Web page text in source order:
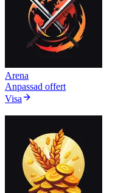
Arena
Anpassad offert
Visa